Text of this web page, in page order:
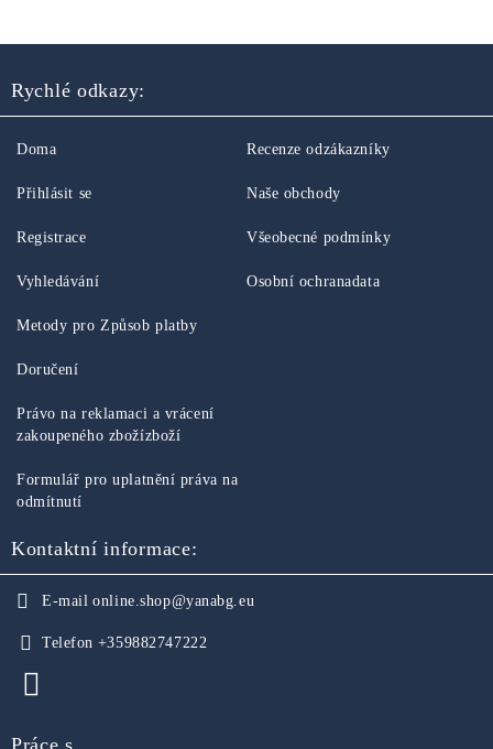
Rychlé odkazy:
Doma
Přihlásit se
Registrace
Vyhledávání
Recenze odzákazníky
Naše obchody
Všeobecné podmínky
Osobní ochranadata
Metody pro Způsob platby
Doručení
Právo na reklamaci a vrácení
zakoupeného zbožízboží
Formulář pro uplatnění práva na
odmítnutí
Kontaktní informace:
E-mail online.shop@yanabg.eu
Telefon +359882747222
Práce s